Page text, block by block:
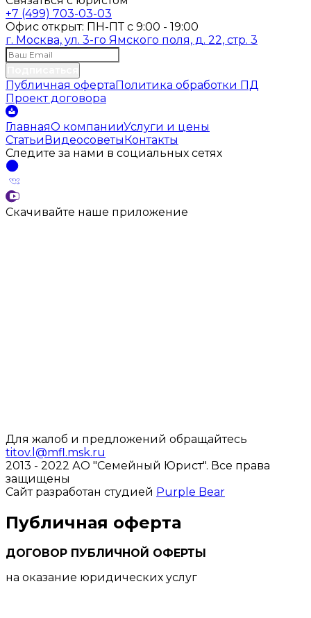
+7 (499) 703-03-03
Офис открыт: ПН-ПТ с 9:00 - 19:00
г. Москва, ул. 3-го Ямского поля, д. 22, стр. 3
Публичная офертаПолитика обработки ПД
Проект договора
ГлавнаяО компанииУслуги и цены
СтатьиВидеосоветыКонтакты
Следите за нами в социальных сетях
Скачивайте наше приложение
Для жалоб и предложений обращайтесь
titov.l@mfl.msk.ru
2013 - 2022 АО "Семейный Юрист". Все права
защищены
Сайт разработан студией Purple Bear
Публичная оферта
ДОГОВОР ПУБЛИЧНОЙ ОФЕРТЫ
на оказание юридических услуг